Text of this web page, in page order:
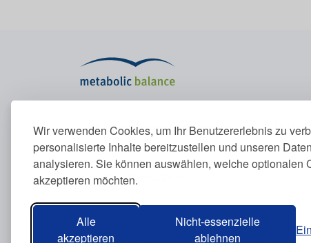
Wir verwenden Cookies, um Ihr Benutzererlebnis zu
personalisierte Inhalte bereitzustellen und unseren
analysieren. Sie können auswählen, welche optionalen
akzeptieren möchten.
Alle
akzeptieren
Nicht-essenzielle
ablehnen
Das Metabolic-Programm
Das Metabolic-Programm
Stoffwechsel erklärt
Ernährungsprinzipien
Über